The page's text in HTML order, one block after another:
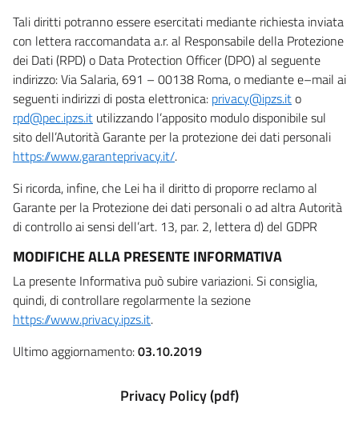
Tali diritti potranno essere esercitati mediante richiesta inviata
con lettera raccomandata a.r. al Responsabile della Protezione
dei Dati (RPD) o Data Protection Officer (DPO) al seguente
indirizzo: Via Salaria, 691 – 00138 Roma, o mediante e–mail ai
seguenti indirizzi di posta elettronica: privacy@ipzs.ito
rpd@pec.ipzs.it utilizzando l’apposito modulo disponibile sul
sito dell’Autorità Garante per la protezione dei dati personali
https://www.garanteprivacy.it/.
Si ricorda, infine, che Lei ha il diritto di proporre reclamo al
Garante per la Protezione dei dati personali o ad altra Autorità
di controllo ai sensi dell’art. 13, par. 2, lettera d) del GDPR
MODIFICHE ALLA PRESENTE INFORMATIVA
La presente Informativa può subire variazioni. Si consiglia,
quindi, di controllare regolarmente la sezione
https://www.privacy.ipzs.it.
Ultimo aggiornamento:03.10.2019
Privacy Policy (pdf)